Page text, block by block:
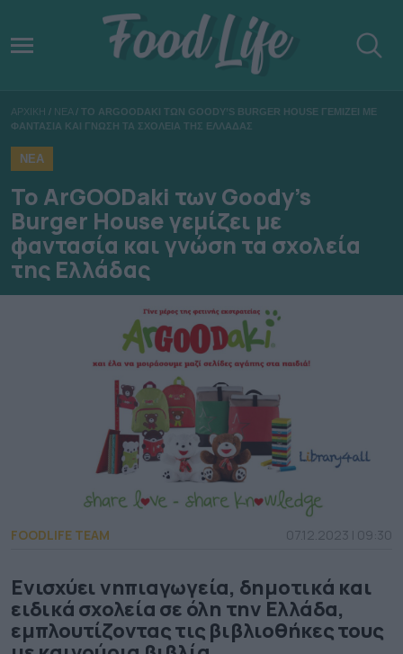
ΑΡΧΙΚΗ / ΝΕΑ / ΤΟ ARGOODAKI ΤΩΝ GOODY’S BURGER HOUSE ΓΕΜΙΖΕΙ ΜΕ
ΦΑΝΤΑΣΙΑ ΚΑΙ ΓΝΩΣΗ ΤΑ ΣΧΟΛΕΙΑ ΤΗΣ ΕΛΛΑΔΑΣ
ΝΕΑ
Το ArGOODaki των Goody’s
Burger House γεμίζει με
φαντασία και γνώση τα σχολεία
της Ελλάδας
FOODLIFE TEAM 07.12.2023 | 09:30
Ενισχύει νηπιαγωγεία, δημοτικά και
ειδικά σχολεία σε όλη την Ελλάδα,
εμπλουτίζοντας τις βιβλιοθήκες τους